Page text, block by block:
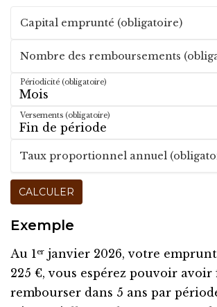
Capital emprunté (obligatoire)
Nombre des remboursements
Périodicité (obligatoire)
Versements (obligatoire)
Taux proportionnel annuel
CALCULER
Exemple
Au 1er janvier 2026, votre emprunt
225 €, vous espérez pouvoir avoir
rembourser dans 5 ans par